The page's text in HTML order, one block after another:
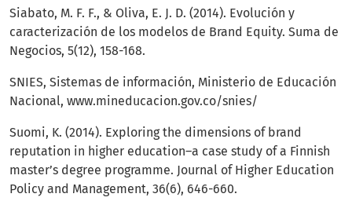
Siabato, M. F. F., & Oliva, E. J. D. (2014). Evolución y
caracterización de los modelos de Brand Equity. Suma de
Negocios, 5(12), 158-168.
SNIES, Sistemas de información, Ministerio de Educación
Nacional, www.mineducacion.gov.co/snies/
Suomi, K. (2014). Exploring the dimensions of brand
reputation in higher education–a case study of a Finnish
master’s degree programme. Journal of Higher Education
Policy and Management, 36(6), 646-660.